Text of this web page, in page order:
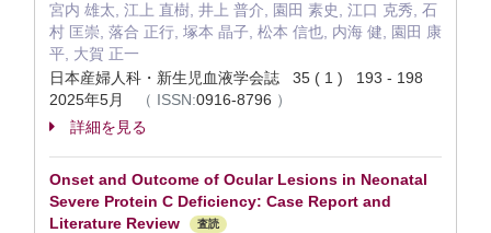
宮内 雄太, 江上 直樹, 井上 普介, 園田 素史, 江口 克秀, 石
村 匡崇, 落合 正行, 塚本 晶子, 松本 信也, 内海 健, 園田 康
平, 大賀 正一
日本産婦人科・新生児血液学会誌 35 ( 1 ) 193 - 198
2025年5月
（ ISSN:0916-8796 ）
詳細を見る
Onset and Outcome of Ocular Lesions in Neonatal
Severe Protein C Deficiency: Case Report and
Literature Review
査読